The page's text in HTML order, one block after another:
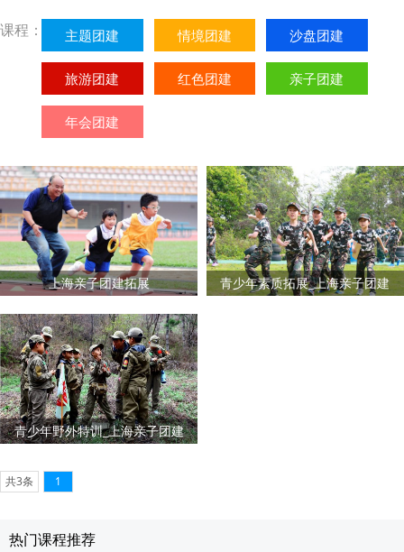
课程： 主题团建 情境团建 沙盘团建
旅游团建 红色团建 亲子团建
年会团建
上海亲子团建拓展 青少年素质拓展_上海亲子团建
青少年野外特训_上海亲子团建
共3条 1
热门课程推荐